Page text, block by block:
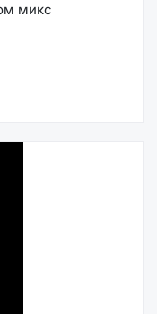
микс